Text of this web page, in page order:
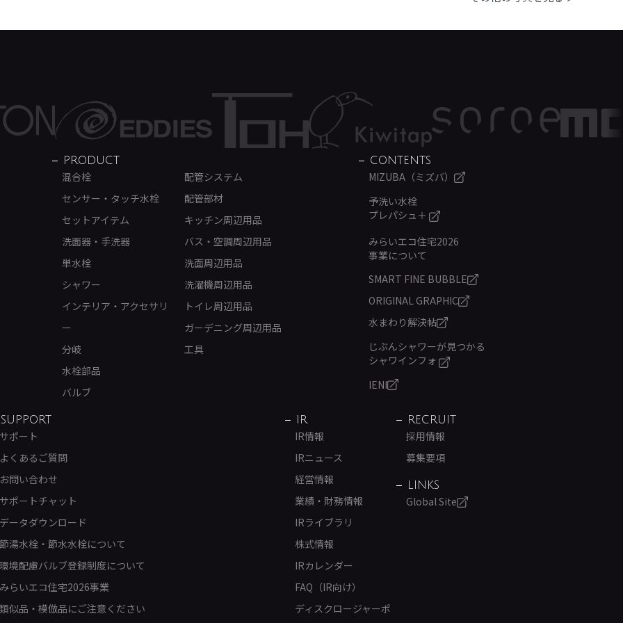
PRODUCT
混合栓
センサー・タッチ水栓
セットアイテム
洗面器・手洗器
単水栓
シャワー
インテリア・アクセサリ
ー
分岐
水栓部品
バルブ
配管システム
配管部材
キッチン周辺用品
バス・空調周辺用品
洗面周辺用品
洗濯機周辺用品
トイレ周辺用品
ガーデニング周辺用品
工具
CONTENTS
MIZUBA（ミズバ）
予洗い水栓
プレパシュ＋
みらいエコ住宅2026
事業について
SMART FINE BUBBLE
ORIGINAL GRAPHIC
水まわり解決帖
じぶんシャワーが見つかる
シャワインフォ
IENI
SUPPORT
サポート
よくあるご質問
お問い合わせ
サポートチャット
データダウンロード
節湯水栓・節水水栓について
環境配慮バルブ登録制度について
みらいエコ住宅2026事業
類似品・模倣品にご注意ください
IR
IR情報
IRニュース
経営情報
業績・財務情報
IRライブラリ
株式情報
IRカレンダー
FAQ（IR向け）
ディスクロージャーポ
RECRUIT
採用情報
募集要項
LINKS
Global Site